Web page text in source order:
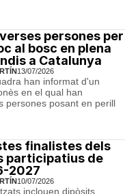
persones per
al bosc en plena
a Catalunya
13/07/2026
han informat d'un
en el qual han
persones posant en perill
finalistes dels
participatius de
2027
10/07/2026
inclouen dipòsits